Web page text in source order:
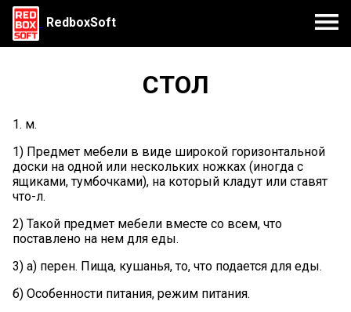
RedboxSoft
СТОЛ
1. м.
1) Предмет мебели в виде широкой горизонтальной
доски на одной или нескольких ножках (иногда с
ящиками, тумбочками), на который кладут или ставят
что-л.
2) Такой предмет мебели вместе со всем, что
поставлено на нем для еды.
3) а) перен. Пища, кушанья, то, что подается для еды.
б) Особенности питания, режим питания.